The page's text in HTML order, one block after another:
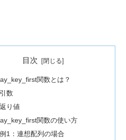
目次
関数とは？
引数
返り値
関数の使い方
例1：連想配列の場合